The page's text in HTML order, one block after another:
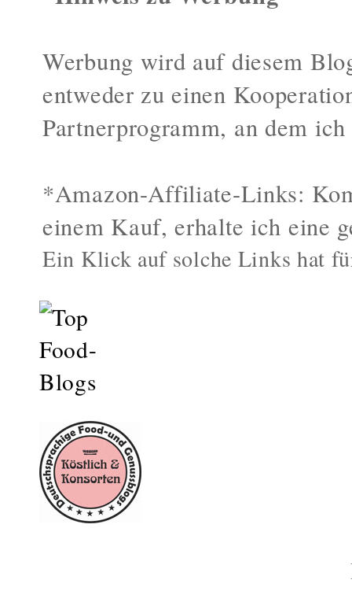
Werbung wird auf diesem
entweder zu einen
Partnerprogramm, an dem
*Amazon-Affiliate-Links:
einem Kauf, erhalte ich eine
Ein Klick auf solche Links hat